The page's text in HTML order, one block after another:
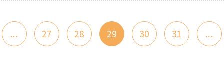
... 27 28 29 30 31 ...